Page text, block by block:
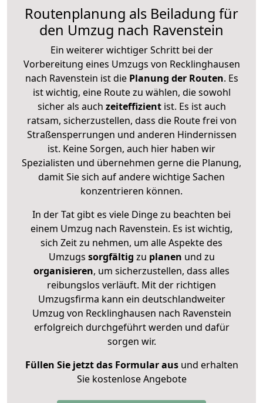
Routenplanung als Beiladung für
den Umzug nach Ravenstein
Ein weiterer wichtiger Schritt bei der
Vorbereitung eines Umzugs von Recklinghausen
nach Ravenstein ist diePlanung der Routen. Es
ist wichtig, eine Route zu wählen, die sowohl
sicher als auch zeiteffizientist. Es ist auch
ratsam, sicherzustellen, dass die Route frei von
Straßensperrungen und anderen Hindernissen
ist. Keine Sorgen, auch hier haben wir
Spezialisten und übernehmen gerne die Planung,
damit Sie sich auf andere wichtige Sachen
konzentrieren können.
In der Tat gibt es viele Dinge zu beachten bei
einem Umzug nach Ravenstein. Es ist wichtig,
sich Zeit zu nehmen, um alle Aspekte des
Umzugs sorgfältig zu planen und zu
organisieren, um sicherzustellen, dass alles
reibungslos verläuft. Mit der richtigen
Umzugsfirma kann ein deutschlandweiter
Umzug von Recklinghausen nach Ravenstein
erfolgreich durchgeführt werden und dafür
sorgen wir.
Füllen Sie jetzt das Formular ausund erhalten
Sie kostenlose Angebote